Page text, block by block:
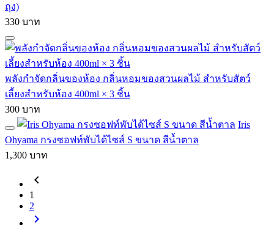
ถุง)
330 บาท
พลังกำจัดกลิ่นของห้อง กลิ่นหอมของสวนผลไม้ สำหรับสัตว์
เลี้ยงสำหรับห้อง 400ml × 3 ชิ้น
300 บาท
Iris
Ohyama กรงซอฟท์พับได้ไซส์ S ขนาด สีน้ำตาล
1,300 บาท
chevron_left
1
2
chevron_right